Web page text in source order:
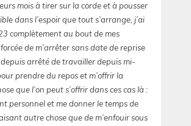
mois à tirer sur la corde et à pousser
dans l’espoir que tout s’arrange, j’ai
complètement au bout de mes
de m’arrêter sans date de reprise
depuis arrêté de travailler depuis mi-
prendre du repos et m’offrir la
que l’on peut s’offrir dans ces cas là :
personnel et me donner le temps de
autre chose que de m’enfouir sous